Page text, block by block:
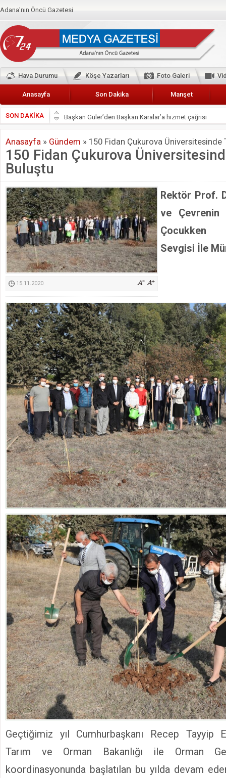
Adana'nın Öncü Gazetesi
Hava Durumu Köşe Yazarları Foto Galeri
Anasayfa Son Dakika Manşet
SON DAKİKA
Başkan Güler’den Başkan Karalar’a hizmet çağrısı
Lokantacılar ve Kebapçılar Esnaf Odası Başkanı Şefik
Hak-İş Abdurrahman Yücel
HDP İL BİNASININ ÖNÜNDE ANNELER TARİH
Hainler emellerine asla erişemeyecekler
BÖLGEMİZ ÇUKUROVA’DA 2019 YILI PAMUK
İyi Parti Yüreğir İlçe Başkanı Enis Akyürek
Kimyasallardan Koruma Derneği Başkanı Cennet Çelik
Anasayfa » Gündem » 150 Fidan Çukurova Üniversitesinde
150 Fidan Çukurova
Buluştu
15.11.2020
Rektör Prof.
ve Çevrenin
Çocukken
Sevgisi İle
Geçtiğimiz yıl Cumhurbaşkanı Recep Tayyip
Tarım ve Orman Bakanlığı ile Orman
koordinasyonunda başlatılan bu yılda devam